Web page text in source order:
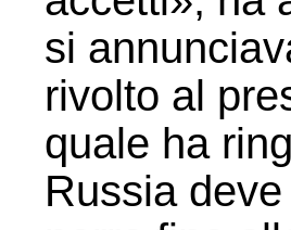
si
rivolto al
quale ha
Russia